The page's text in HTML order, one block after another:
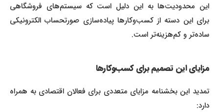
این محدودیت‌ها به این دلیل است که سیستم‌های فروشگاهی
برای این دسته از کسب‌وکارها پیاده‌سازی صورتحساب الکترونیکی
ساده‌تر و کم‌هزینه‌تر است.
مزایای این تصمیم برای کسب‌وکارها
تمدید این بخشنامه مزایای متعددی برای فعالان اقتصادی به همراه
دارد: